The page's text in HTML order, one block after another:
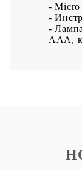
- Micro
-
-
ААА,